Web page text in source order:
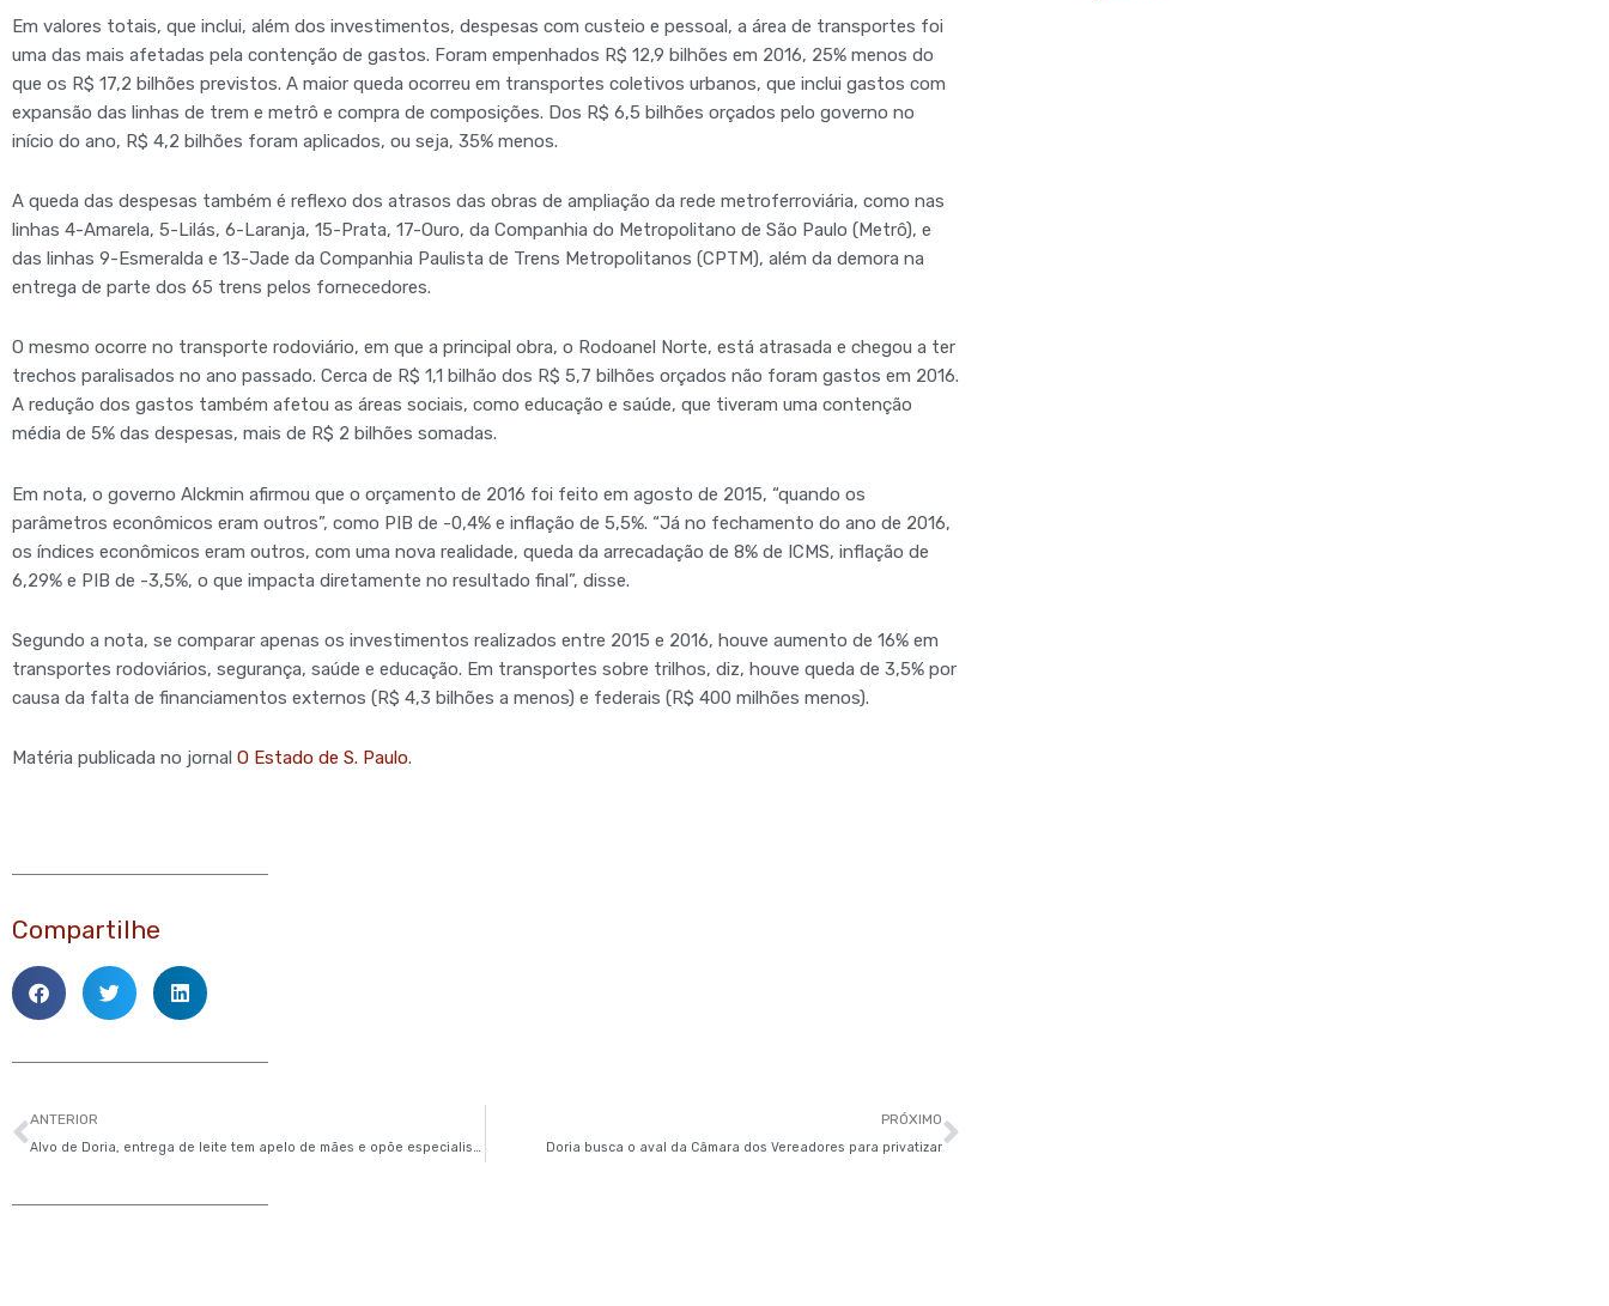
Em valores totais, que inclui, além dos investimentos, despesas com custeio e pessoal, a área de transportes foi
uma das mais afetadas pela contenção de gastos. Foram empenhados R$ 12,9 bilhões em 2016, 25% menos do
que os R$ 17,2 bilhões previstos. A maior queda ocorreu em transportes coletivos urbanos, que inclui gastos com
expansão das linhas de trem e metrô e compra de composições. Dos R$ 6,5 bilhões orçados pelo governo no
início do ano, R$ 4,2 bilhões foram aplicados, ou seja, 35% menos.
A queda das despesas também é reflexo dos atrasos das obras de ampliação da rede metroferroviária, como nas
linhas 4-Amarela, 5-Lilás, 6-Laranja, 15-Prata, 17-Ouro, da Companhia do Metropolitano de São Paulo (Metrô), e
das linhas 9-Esmeralda e 13-Jade da Companhia Paulista de Trens Metropolitanos (CPTM), além da demora na
entrega de parte dos 65 trens pelos fornecedores.
O mesmo ocorre no transporte rodoviário, em que a principal obra, o Rodoanel Norte, está atrasada e chegou a ter
trechos paralisados no ano passado. Cerca de R$ 1,1 bilhão dos R$ 5,7 bilhões orçados não foram gastos em 2016.
A redução dos gastos também afetou as áreas sociais, como educação e saúde, que tiveram uma contenção
média de 5% das despesas, mais de R$ 2 bilhões somadas.
Em nota, o governo Alckmin afirmou que o orçamento de 2016 foi feito em agosto de 2015, “quando os
parâmetros econômicos eram outros”, como PIB de -0,4% e inflação de 5,5%. “Já no fechamento do ano de 2016,
os índices econômicos eram outros, com uma nova realidade, queda da arrecadação de 8% de ICMS, inflação de
6,29% e PIB de -3,5%, o que impacta diretamente no resultado final”, disse.
Segundo a nota, se comparar apenas os investimentos realizados entre 2015 e 2016, houve aumento de 16% em
transportes rodoviários, segurança, saúde e educação. Em transportes sobre trilhos, diz, houve queda de 3,5% por
causa da falta de financiamentos externos (R$ 4,3 bilhões a menos) e federais (R$ 400 milhões menos).
Matéria publicada no jornal O Estado de S. Paulo.
Compartilhe
Anterior
ANTERIOR
Alvo de Doria, entrega de leite tem apelo de mães e opõe especialistas
PRÓXIMO
Doria busca o aval da Câmara dos Vereadores para privatizar
Próximo